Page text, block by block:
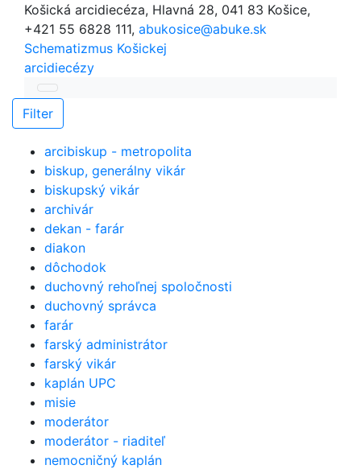
Košická arcidiecéza, Hlavná 28, 041 83 Košice,
+421 55 6828 111, abukosice@abuke.sk
Schematizmus Košickej
arcidiecézy
Filter
arcibiskup - metropolita
biskup, generálny vikár
biskupský vikár
archivár
dekan - farár
diakon
dôchodok
duchovný rehoľnej spoločnosti
duchovný správca
farár
farský administrátor
farský vikár
kaplán UPC
misie
moderátor
moderátor - riaditeľ
nemocničný kaplán